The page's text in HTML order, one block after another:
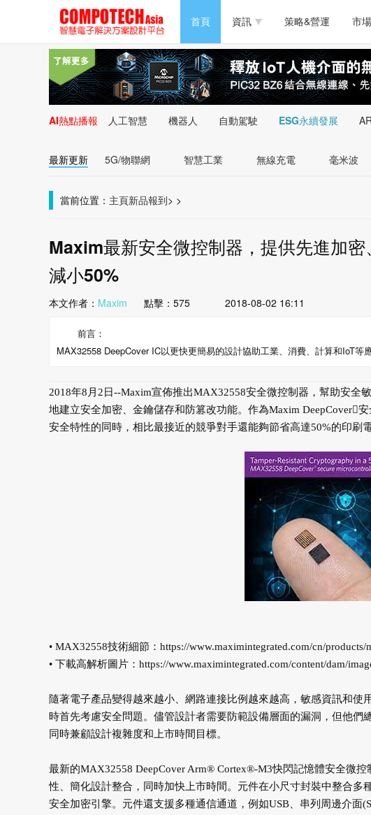
首頁 資訊
半導體/零組件 測試量測
PC/周邊 軟體/工具
新能源 人工智慧
策略&營運 市
PC/周邊 軟體/工具
新能源 人工智慧
AI熱點播報 人工智慧 機器人 自動駕駛 ESG永續發展
最新更新 5G/物聯網 智慧工業 無線充電 毫米波
當前位置： 主頁 >
新品報到 >
Maxim最新安全微控制器，提供先進加
減小50%
本文作者： Maxim 點擊： 575 2018-08-02 16:11
前言：
MAX32558 DeepCover IC以更快更簡易的設計協助工業、消費、計算和IoT等
2018年8月2日--Maxim宣佈推出MAX32558安全微控制器，幫助安全
地建立安全加密、金鑰儲存和防篡改功能。作為Maxim DeepCover
安全特性的同時，相比最接近的競爭對手還能夠節省高達50%的印刷電
• MAX32558技術細節： https://www.maximintegrated.com/cn/
• 下載高解析圖片： https://www.maximintegrated.com/content/dam/
隨著電子產品變得越來越小、網路連接比例越來越高，敏感資訊和
時首先考慮安全問題。儘管設計者需要防範設備層面的漏洞，但他們
同時兼顧設計複雜度和上市時間目標。
最新的MAX32558 DeepCover Arm® Cortex®-M3快閃記憶體安全微
性、簡化設計整合，同時加快上市時間。元件在小尺寸封裝中整合
安全加密引擎。元件還支援多種通信通道，例如USB、串列周邊介面